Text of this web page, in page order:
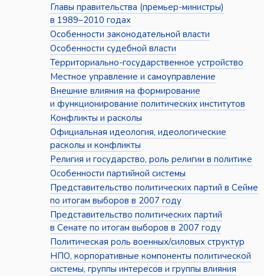
Главы правительства (премьер-министры)
в 1989–2010 годах
Особенности законодательной власти
Особенности судебной власти
Территориально-государственное устройство
Местное управление и самоуправление
Внешние влияния на формирование
и функционирование политических институтов
Конфликты и расколы
Официальная идеология, идеологические
расколы и конфликты
Религия и государство, роль религии в политике
Особенности партийной системы
Представительство политических партий в Сейме
по итогам выборов в 2007 году
Представительство политических партий
в Сенате по итогам выборов в 2007 году
Политическая роль военных/силовых структур
НПО, корпоративные компоненты политической
системы, группы интересов и группы влияния